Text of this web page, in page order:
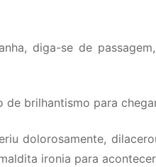
diga-se de
brilhantismo para
dolorosamente,
ironia para